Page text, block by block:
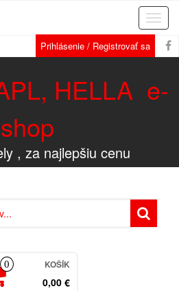
Prihlásenie / Registrovať sa
HELLA e-
shop
, za najlepšiu cenu
0 KOŠÍK
0,00 €